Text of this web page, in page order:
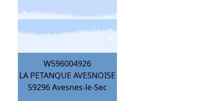
W596004926
LA PETANQUE AVESNOISE
59296Avesnes-le-Sec